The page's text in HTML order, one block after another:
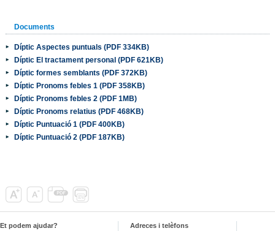
Documents
Díptic Aspectes puntuals (PDF 334KB)
Díptic El tractament personal (PDF 621KB)
Díptic formes semblants (PDF 372KB)
Díptic Pronoms febles 1 (PDF 358KB)
Díptic Pronoms febles 2 (PDF 1MB)
Díptic Pronoms relatius (PDF 468KB)
Díptic Puntuació 1 (PDF 400KB)
Díptic Puntuació 2 (PDF 187KB)
Et podem ajudar?
Adreces i telèfons